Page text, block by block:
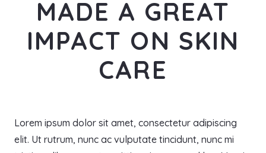
MADE A GREAT
IMPACT ON SKIN
CARE
Lorem ipsum dolor sit amet, consectetur adipiscing
elit. Ut rutrum, nunc ac vulputate tincidunt, nunc mi